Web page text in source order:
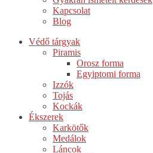
Kapcsolat
Blog
Védő tárgyak
Piramis
Orosz forma
Egyiptomi forma
Izzók
Tojás
Kockák
Ékszerek
Karkötők
Medálok
Láncok